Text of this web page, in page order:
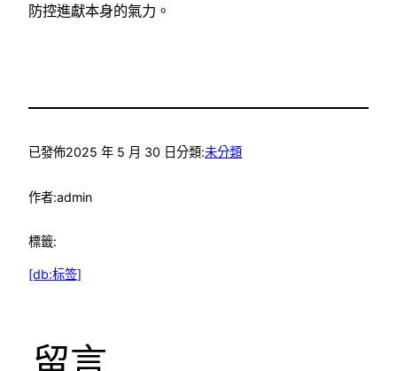
防控進獻本身的氣力。
已發佈2025 年 5 月 30 日分類:未分類
作者:admin
標籤:
[db:标签]